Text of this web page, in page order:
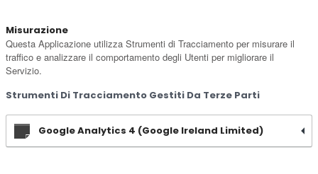
Misurazione
Questa Applicazione utilizza Strumenti di Tracciamento per misurare il
traffico e analizzare il comportamento degli Utenti per migliorare il
Servizio.
Strumenti Di Tracciamento Gestiti Da Terze Parti
Google Analytics 4 (Google Ireland Limited)